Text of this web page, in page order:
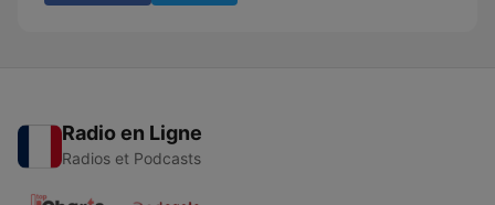
Radio en Ligne
Radios et Podcasts